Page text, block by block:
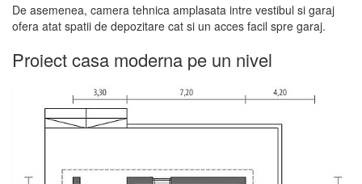
De asemenea, camera tehnica amplasata intre vestibul si garaj
ofera atat spatii de depozitare cat si un acces facil spre garaj.
Proiect casa moderna pe un nivel